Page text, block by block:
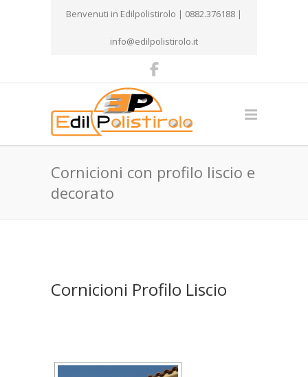
Benvenuti in Edilpolistirolo | 0882.376188 |
info@edilpolistirolo.it
Cornicioni con profilo liscio e
decorato
Cornicioni Profilo Liscio